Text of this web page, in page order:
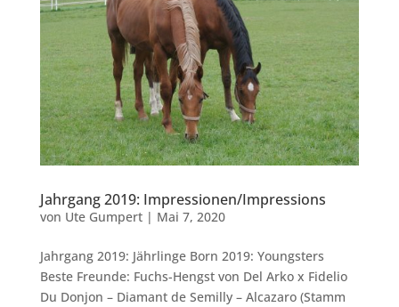
Jahrgang 2019: Impressionen/Impressions
von Ute Gumpert| Mai 7, 2020
Jahrgang 2019: Jährlinge Born 2019: Youngsters
Beste Freunde: Fuchs-Hengst von Del Arko x Fidelio
Du Donjon – Diamant de Semilly – Alcazaro (Stamm